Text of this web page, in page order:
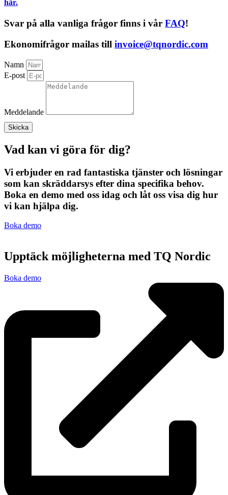
här.
Svar på alla vanliga frågor finns i vår FAQ!
Ekonomifrågor mailas till invoice@tqnordic.com
Namn
E-post
Meddelande
Skicka
Vad kan vi göra för dig?
Vi erbjuder en rad fantastiska tjänster och lösningar
som kan skräddarsys efter dina specifika behov.
Boka en demo med oss idag och låt oss visa dig hur
vi kan hjälpa dig.
Boka demo
Upptäck möjligheterna med TQ Nordic
Boka demo